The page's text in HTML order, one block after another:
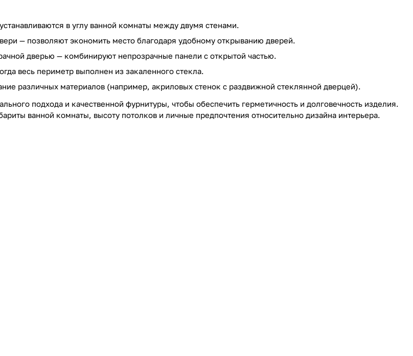
в углу ванной комнаты между двумя стенами.
— позволяют экономить место благодаря удобному открыванию дверей.
дверью — комбинируют непрозрачные панели с открытой частью.
весь периметр выполнен из закаленного стекла.
различных материалов (например, акриловых стенок с раздвижной стеклянной дверцей).
подхода и качественной фурнитуры, чтобы обеспечить герметичность и долговечность изделия.
ванной комнаты, высоту потолков и личные предпочтения относительно дизайна интерьера.